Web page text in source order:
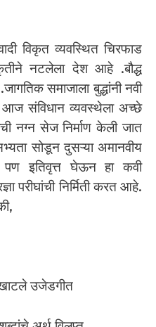
विकृत व्यवस्थित चिरफाड
नटलेला देश आहे .बौद्ध
समाजाला बुद्धांनी नवी
आज संविधान व्यवस्थेला अच्छे
नग्न सेज निर्माण केली जात
सोडून दुसऱ्या अमानवीय
पण इतिवृत्त घेऊन हा कवी
परीघांची निर्मिती करत आहे.
उजेडगीत